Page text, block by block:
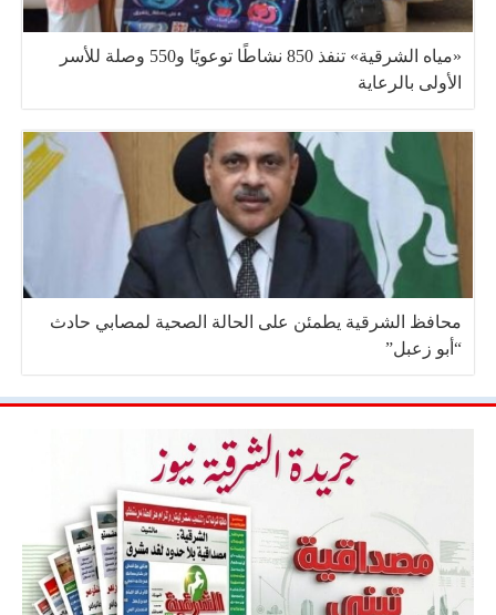
«مياه الشرقية» تنفذ 850 نشاطًا توعويًا و550 وصلة للأسر
الأولى بالرعاية
محافظ الشرقية يطمئن على الحالة الصحية لمصابي حادث
“أبو زعبل”